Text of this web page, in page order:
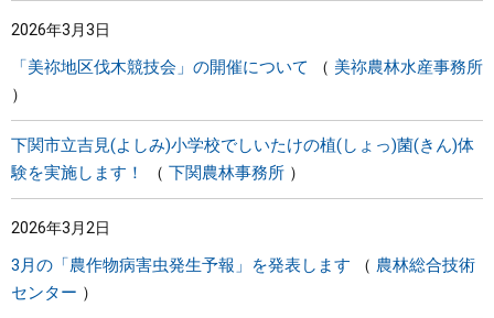
2026年3月3日
「美祢地区伐木競技会」の開催について 美祢農林水産事務所
下関市立吉見(よしみ)小学校でしいたけの植(しょっ)菌(きん)体
験を実施します！
下関農林事務所
2026年3月2日
3月の「農作物病害虫発生予報」を発表します
農林総合技術
センター